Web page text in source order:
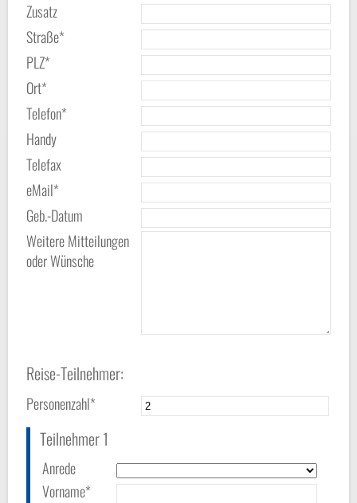
Zusatz
Straße*
PLZ*
Ort*
Telefon*
Handy
Telefax
eMail*
Geb.-Datum
Weitere Mitteilungen
oder Wünsche
Reise-Teilnehmer:
Personenzahl*
Teilnehmer 1
Anrede
Vorname*